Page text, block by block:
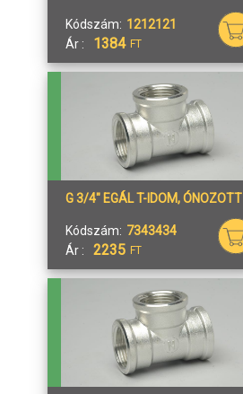
Kódszám: 1212121
Ár :
1384 FT
G 3/4" EGÁL T-IDOM, ÓNOZOTT
Kódszám: 7343434
Ár :
2235 FT